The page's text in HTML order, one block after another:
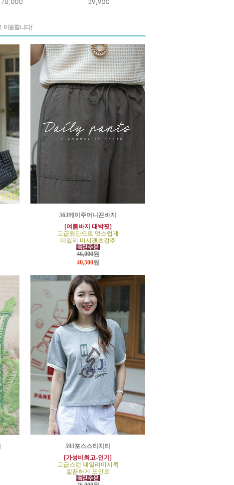
563메이주머니끈바지
[여름바지 대박핏]
고급원단으로 멋스럽게
데일리 미시팬츠강추
46,000원
40,500원
593포스스티치티
[가성비최고-인기]
고급스런 데일리미시룩
깔끔하게 포인트